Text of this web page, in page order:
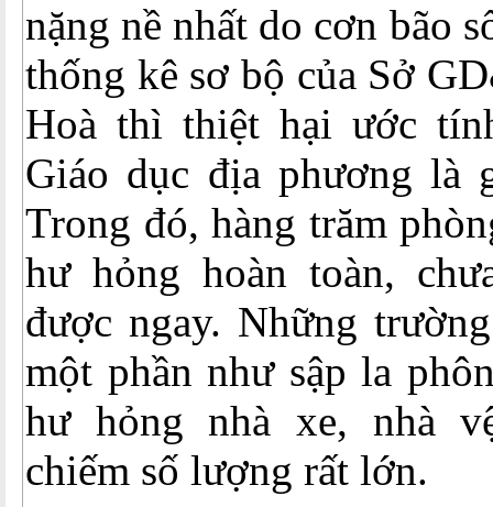
nặng nề nhất do cơn bão
thống kê sơ bộ của Sở
Hoà thì thiệt hại ước
Giáo dục địa phương là
Trong đó, hàng trăm
hư hỏng hoàn toàn,
được ngay. Những
một phần như sập la
hư hỏng nhà xe, nhà
chiếm số lượng rất lớn.